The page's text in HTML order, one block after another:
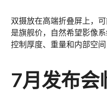
双摄放在高端折叠屏上，
是旗舰价，自然希望影像
控制厚度、重量和内部空
7月发布会